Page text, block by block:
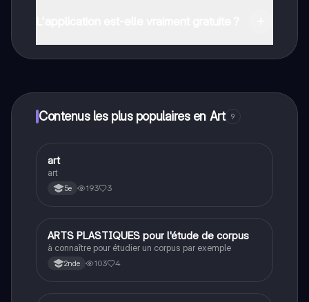
limites!
Contenus les plus populaires en Art 9
AArt
art
art
5e 193 3
Art
ARTS PLASTIQUES pour l'étude de corpus
à connaître pour étudier un corpus par exemple
2nde 103 4